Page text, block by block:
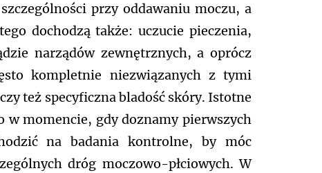
przy oddawaniu moczu, a
dochodzą także: uczucie pieczenia,
narządów zewnętrznych, a oprócz
kompletnie niezwiązanych z tymi
też specyficzna bladość skóry. Istotne
w momencie, gdy doznamy pierwszych
na badania kontrolne, by móc
dróg moczowo-płciowych. W